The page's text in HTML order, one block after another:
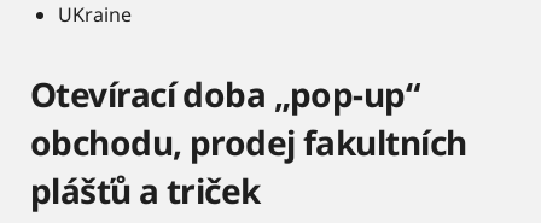
UKraine
Otevírací doba „pop-up“
obchodu, prodej fakultních
plášťů a triček